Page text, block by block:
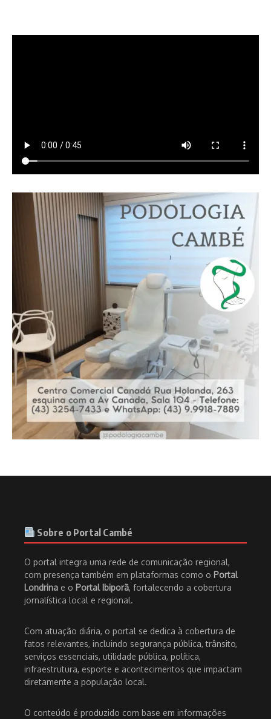
Sobre o Portal Cambé
O portal integra uma rede de comunicação regional,
com presença também em plataformas como o Portal
Londrina e o Portal Ibiporã, fortalecendo a cobertura
jornalística local e regional.
Com atuação diária, o portal se dedica à cobertura de
fatos relevantes, incluindo segurança pública, trânsito,
serviços essenciais, utilidade pública, política,
infraestrutura, esporte e acontecimentos que impactam
diretamente a população local.
O conteúdo é produzido com base em informações